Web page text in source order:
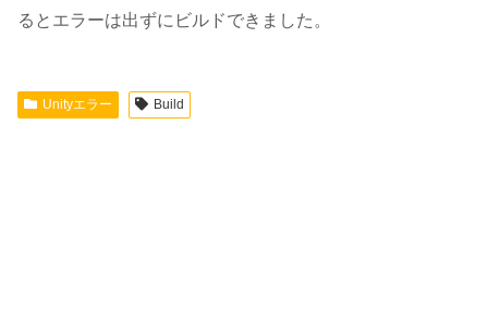
るとエラーは出ずにビルドできました。
Unityエラー Build